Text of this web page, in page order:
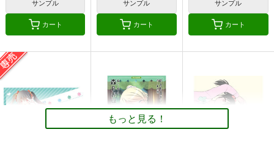
サンプル
カート
サンプル
カート
サンプル
カート
もっと見る！